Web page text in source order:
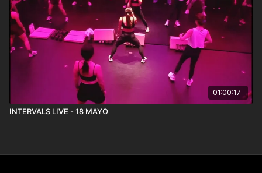
01:00:17
INTERVALS LIVE - 18 MAYO